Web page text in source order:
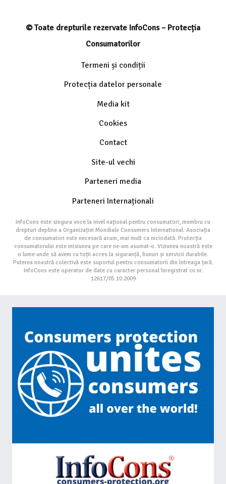
© Toate drepturile rezervate InfoCons – Protecția
Consumatorilor
Termeni și condiții
Protecția datelor personale
Media kit
Cookies
Contact
Site-ul vechi
Parteneri media
Parteneri Internaționali
InfoCons este singura voce la nivel național pentru consumatori, membru cu
drepturi depline a Organizației Mondiale Consumers International. Asociația
de consumatori este necesară acum, mai mult ca niciodată. Protecția
consumatorului este misiunea pe care ne-am asumat-o. Viziunea noastră este
o lume unde să avem cu toții acces la siguranță, bunuri și servicii durabile.
Puterea noastră colectivă este suportul pentru consumatorii din întreaga țară.
InfoCons este operator de date cu caracter personal înregistrat cu nr.
12617/05.10.2009